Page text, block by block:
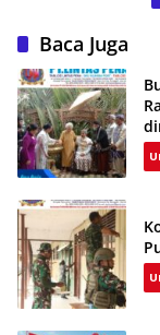
Baca Juga